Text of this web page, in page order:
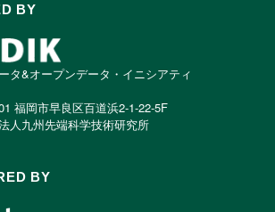
BY
タ&オープンデータ・イニシアティ
福岡市早良区百道浜2-1-22-5F
人九州先端科学技術研究所
BY